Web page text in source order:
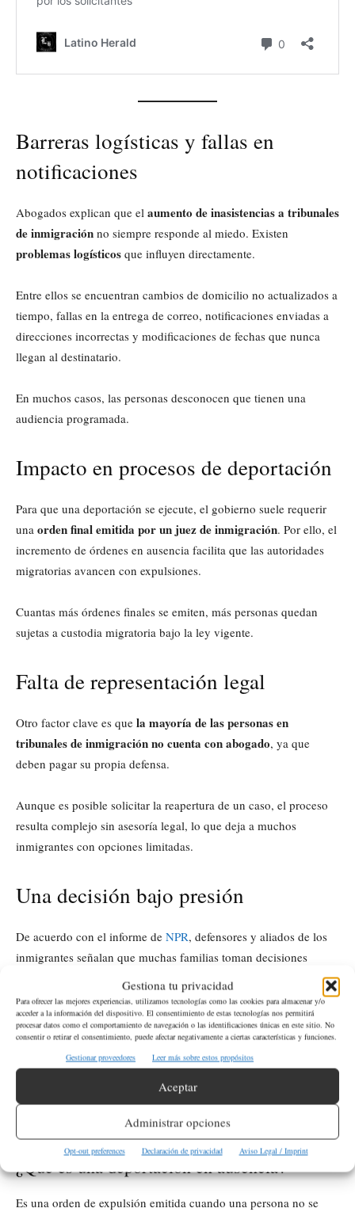
Gestiona tu privacidad
Para ofrecer las mejores experiencias, utilizamos tecnologías como las cookies para almacenar y/o
acceder a la información del dispositivo. El consentimiento de estas tecnologías nos permitirá
procesar datos como el comportamiento de navegación o las identificaciones únicas en este sitio. No
consentir o retirar el consentimiento, puede afectar negativamente a ciertas características y funciones.
Gestionar proveedores
Leer más sobre estos propósitos
Aceptar
Administrar opciones
Opt-out preferences Declaración de privacidad Aviso Legal / Imprint
Barreras logísticas y fallas en
notificaciones
Abogados explican que el aumento de inasistencias a tribunales
de inmigración no siempre responde al miedo. Existen
problemas logísticos que influyen directamente.
Entre ellos se encuentran cambios de domicilio no actualizados a
tiempo, fallas en la entrega de correo, notificaciones enviadas a
direcciones incorrectas y modificaciones de fechas que nunca
llegan al destinatario.
En muchos casos, las personas desconocen que tienen una
audiencia programada.
Impacto en procesos de deportación
Para que una deportación se ejecute, el gobierno suele requerir
una orden final emitida por un juez de inmigración. Por ello, el
incremento de órdenes en ausencia facilita que las autoridades
migratorias avancen con expulsiones.
Cuantas más órdenes finales se emiten, más personas quedan
sujetas a custodia migratoria bajo la ley vigente.
Falta de representación legal
Otro factor clave es que la mayoría de las personas en
tribunales de inmigración no cuenta con abogado, ya que
deben pagar su propia defensa.
Aunque es posible solicitar la reapertura de un caso, el proceso
resulta complejo sin asesoría legal, lo que deja a muchos
inmigrantes con opciones limitadas.
Una decisión bajo presión
De acuerdo con el informe de NPR, defensores y aliados de los
inmigrantes señalan que muchas familias toman decisiones
información incompleta
, miedo, traumas previos,
barreras lingüísticas y la complejidad del sistema migratorio.
Aun así, subrayan quela mayoría de los inmigrantes sí acude a
sus audiencias, y que las cifras reflejanun sistema con múltiples
, más que una negativa generalizada a cumplir con la
ley.
¿Qué es una deportación en ausencia?
Es una orden de expulsión emitida cuando una persona no se